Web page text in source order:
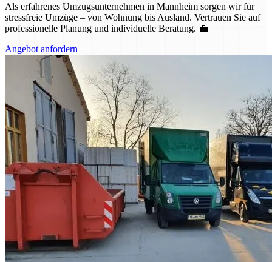
Als erfahrenes Umzugsunternehmen in Mannheim sorgen wir für
stressfreie Umzüge – von Wohnung bis Ausland. Vertrauen Sie auf
professionelle Planung und individuelle Beratung. 💼
Angebot anfordern